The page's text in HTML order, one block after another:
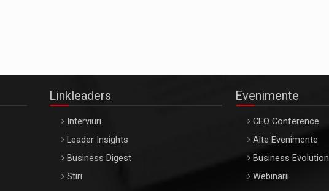
Linkleaders
Interviuri
Leader Insights
Business Digest
Stiri
Evenimente
CEO Conference
Alte Evenimente
Business Evolution
Webinarii